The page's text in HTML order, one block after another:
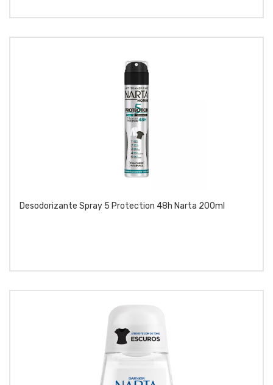
Desodorizante Spray 5 Protection 48h Narta 200ml